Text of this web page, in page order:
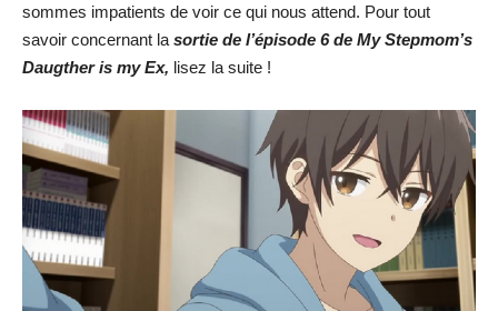
sommes impatients de voir ce qui nous attend. Pour tout
savoir concernant la sortie de l’épisode 6 de My Stepmom’s
Daugther is my Ex, lisez la suite !